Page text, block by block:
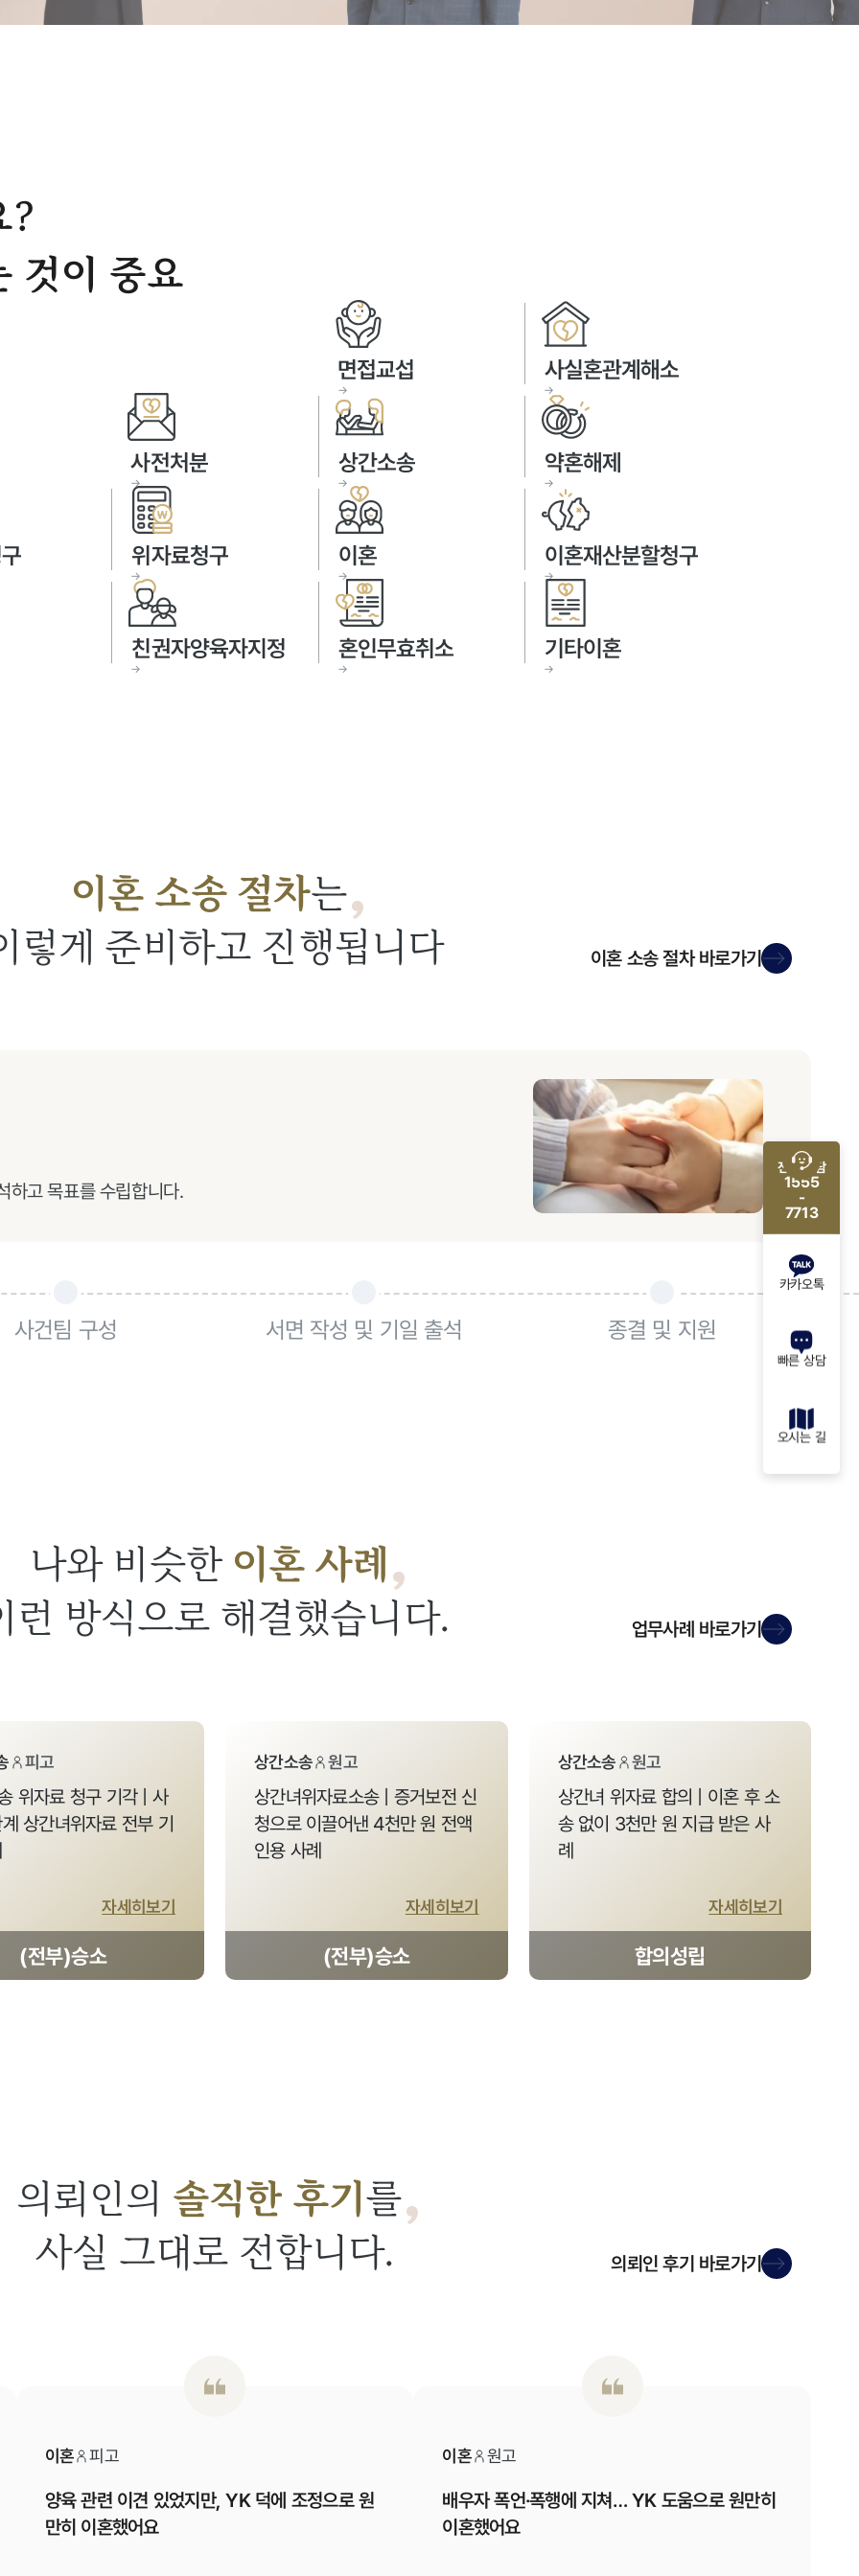
전화 상담
1555
-
7713
카카오톡
빠른 상담
오시는 길
?
것이 중요
면접교섭
→
사실혼관계해소
→
사전처분
→
상간소송
→
약혼해제
→
위자료청구
→
이혼
→
이혼재산분할청구
→
친권자양육자지정
→
혼인무효취소
→
기타이혼
→
이혼 소송 절차는
렇게 준비하고 진행됩니다
이혼 소송 절차바로가기
하고 목표를 수립합니다.
사건팀 구성 서면 작성 및 기일 출석 종결 및 지원
나와 비슷한 이혼 사례
런 방식으로 해결했습니다.
업무사례바로가기
피고
위자료 청구 기각 | 사
상간녀위자료 전부 기
자세히보기
(전부)승소
상간소송 원고
상간녀위자료소송 | 증거보전 신
청으로 이끌어낸 4천만 원 전액
인용 사례
자세히보기
(전부)승소
상간소송 원고
상간녀 위자료 합의 | 이혼 후 소
송 없이 3천만 원 지급 받은 사
례
자세히보기
합의성립
의뢰인의 솔직한 후기를
사실 그대로 전합니다.
의뢰인 후기바로가기
이혼 피고
양육 관련 이견 있었지만, YK 덕에 조정으로 원
만히 이혼했어요
이혼 원고
배우자 폭언·폭행에 지쳐… YK 도움으로 원만히
이혼했어요